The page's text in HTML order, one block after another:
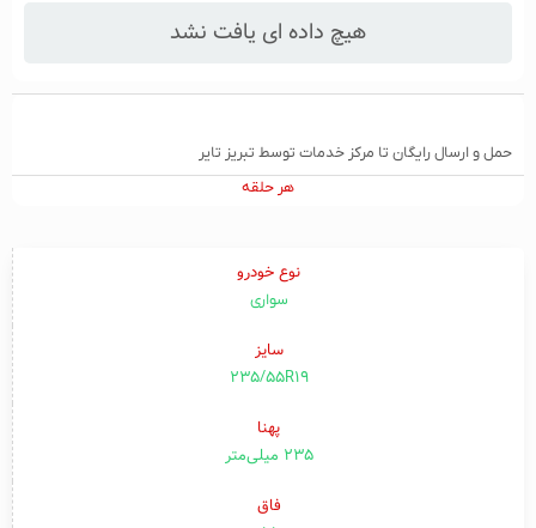
هیچ داده ای یافت نشد
حمل و ارسال رایگان تا مرکز خدمات توسط تبریز تایر
هر حلقه
نوع خودرو
سواری
سایز
235/55R19
پهنا
۲۳۵ میلی‌متر
فاق